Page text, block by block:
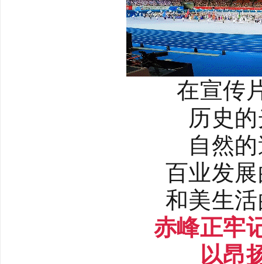
在宣传
历史
自然
百业发
和美生
赤峰正牢
以昂